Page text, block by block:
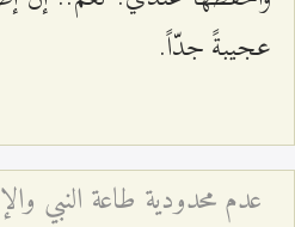
عجيبةً جدّاً.
عدم محدودية طاعة النبي